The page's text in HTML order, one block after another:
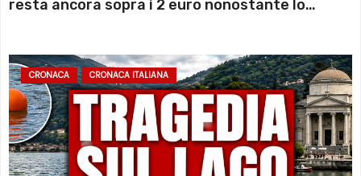
resta ancora sopra i 2 euro nonostante lo
CRONACA CRONACA ITALIANA